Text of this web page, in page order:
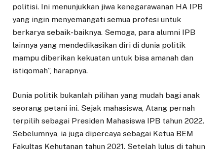
politisi. Ini menunjukkan jiwa kenegarawanan HA IPB
yang ingin menyemangati semua profesi untuk
berkarya sebaik-baiknya. Semoga, para alumni IPB
lainnya yang mendedikasikan diri di dunia politik
mampu diberikan kekuatan untuk bisa amanah dan
istiqomah”, harapnya.
Dunia politik bukanlah pilihan yang mudah bagi anak
seorang petani ini. Sejak mahasiswa, Atang pernah
terpilih sebagai Presiden Mahasiswa IPB tahun 2022.
Sebelumnya, ia juga dipercaya sebagai Ketua BEM
Fakultas Kehutanan tahun 2021. Setelah lulus di tahun